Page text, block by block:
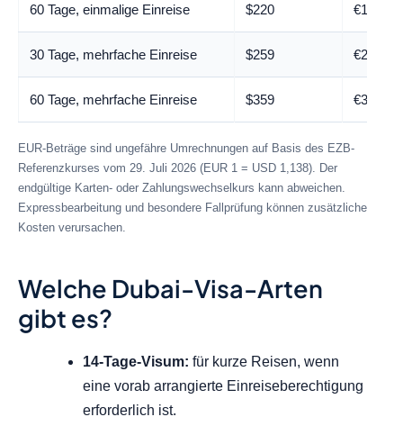
60 Tage, einmalige Einreise $220 €193
30 Tage, mehrfache Einreise $259 €228
60 Tage, mehrfache Einreise $359 €315
EUR-Beträge sind ungefähre Umrechnungen auf Basis des EZB-
Referenzkurses vom 29. Juli 2026 (EUR 1 = USD 1,138). Der
endgültige Karten- oder Zahlungswechselkurs kann abweichen.
Expressbearbeitung und besondere Fallprüfung können zusätzliche
Kosten verursachen.
Welche Dubai-Visa-Arten
gibt es?
14-Tage-Visum: für kurze Reisen, wenn
eine vorab arrangierte Einreiseberechtigung
erforderlich ist.